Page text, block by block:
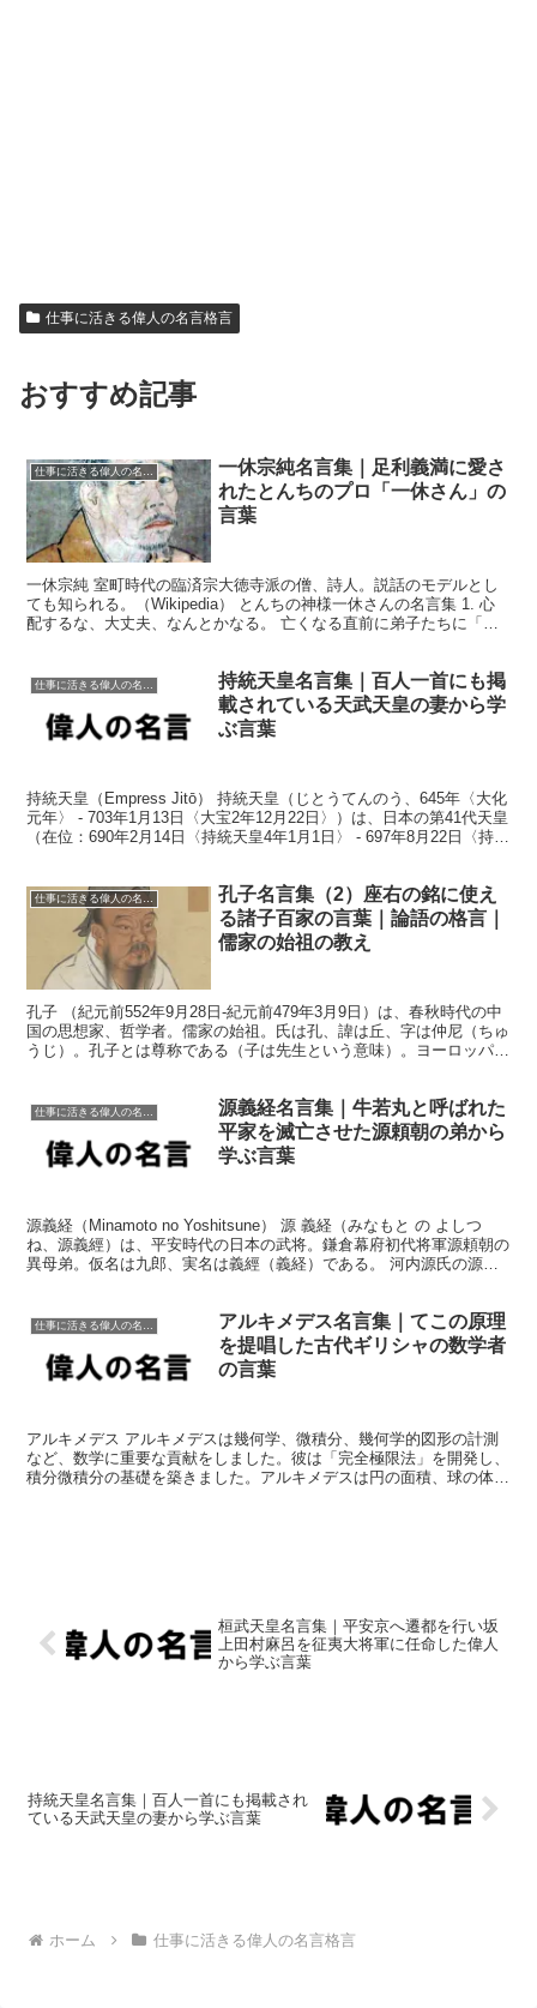
仕事に活きる偉人の名言格言
おすすめ記事
一休宗純名言集｜足利義満に愛さ
れたとんちのプロ「一休さん」の
言葉
一休宗純 室町時代の臨済宗大徳寺派の僧、詩人。説話のモデルとし
ても知られる。（Wikipedia） とんちの神様一休さんの名言集 1. 心
配するな、大丈夫、なんとかなる。 亡くなる直前に弟子たちに「こ
持統天皇名言集｜百人一首にも掲
載されている天武天皇の妻から学
ぶ言葉
持統天皇（Empress Jitō） 持統天皇（じとうてんのう、645年〈大化
元年〉 - 703年1月13日〈大宝2年12月22日〉）は、日本の第41代天皇
（在位：690年2月14日〈持統天皇4年1月1日〉 - 697年8月22日〈持統
孔子名言集（2）座右の銘に使え
る諸子百家の言葉｜論語の格言｜
儒家の始祖の教え
孔子 （紀元前552年9月28日‐紀元前479年3月9日）は、春秋時代の中
国の思想家、哲学者。儒家の始祖。氏は孔、諱は丘、字は仲尼（ちゅ
うじ）。孔子とは尊称である（子は先生という意味）。ヨーロッパで
源義経名言集｜牛若丸と呼ばれた
平家を滅亡させた源頼朝の弟から
学ぶ言葉
源義経（Minamoto no Yoshitsune） 源 義経（みなもと の よしつ
ね、源義經）は、平安時代の日本の武将。鎌倉幕府初代将軍源頼朝の
異母弟。仮名は九郎、実名は義經（義経）である。 河内源氏の源義
アルキメデス名言集｜てこの原理
を提唱した古代ギリシャの数学者
の言葉
アルキメデス アルキメデスは幾何学、微積分、幾何学的図形の計測
など、数学に重要な貢献をしました。彼は「完全極限法」を開発し、
積分微積分の基礎を築きました。アルキメデスは円の面積、球の体
桓武天皇名言集｜平安京へ遷都を行い坂
上田村麻呂を征夷大将軍に任命した偉人
から学ぶ言葉
持統天皇名言集｜百人一首にも掲載され
ている天武天皇の妻から学ぶ言葉
ホーム 仕事に活きる偉人の名言格言